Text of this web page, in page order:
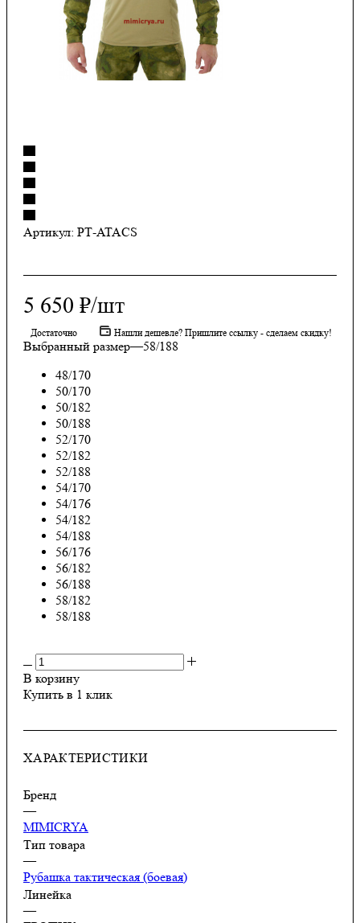
Артикул: РТ-ATACS
5 650 ₽/шт
Достаточно Нашли дешевле? Пришлите ссылку - сделаем скидку!
Выбранный размер—58/188
48/170
50/170
50/182
50/188
52/170
52/182
52/188
54/170
54/176
54/182
54/188
56/176
56/182
56/188
58/182
58/188
В корзину
Купить в 1 клик
ХАРАКТЕРИСТИКИ
Бренд
—
MIMICRYA
Тип товара
—
Рубашка тактическая (боевая)
Линейка
—